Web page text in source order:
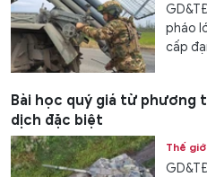
pháo
cấp
Bài học quý giá từ
dịch đặc biệt
Thế